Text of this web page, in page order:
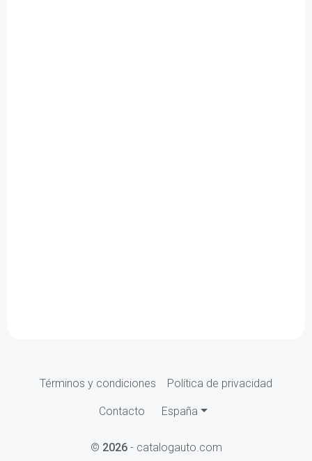
Términos y condiciones Política de privacidad
Contacto España
© 2026- catalogauto.com